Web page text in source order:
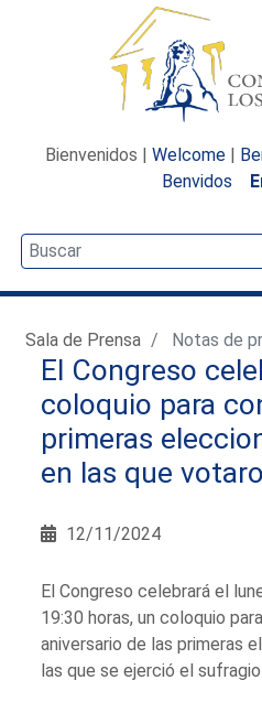
Bienvenidos | Welcome |
Benvidos
Sala de Prensa Notas de
El Congreso
coloquio para
primeras
en las que
12/11/2024
El Congreso celebrará el
19:30 horas, un coloquio
aniversario de las primeras
las que se ejerció el